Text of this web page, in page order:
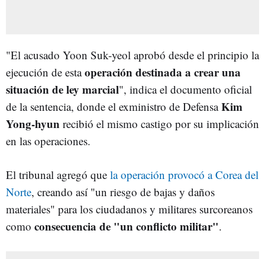
"El acusado Yoon Suk-yeol aprobó desde el principio la
ejecución de estaoperación destinada a crear una
situación de ley marcial", indica el documento oficial
de la sentencia, donde el exministro de DefensaKim
Yong-hyun recibió el mismo castigo por su implicación
en las operaciones.
El tribunal agregó que la operación provocó a Corea del
Norte, creando así "un riesgo de bajas y daños
materiales" para los ciudadanos y militares surcoreanos
como consecuencia de "un conflicto militar".